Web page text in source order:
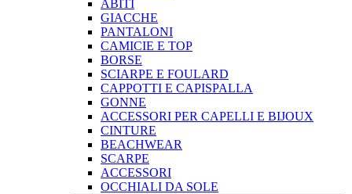
ABITI
GIACCHE
PANTALONI
CAMICIE E TOP
BORSE
SCIARPE E FOULARD
CAPPOTTI E CAPISPALLA
GONNE
ACCESSORI PER CAPELLI E BIJOUX
CINTURE
BEACHWEAR
SCARPE
ACCESSORI
OCCHIALI DA SOLE